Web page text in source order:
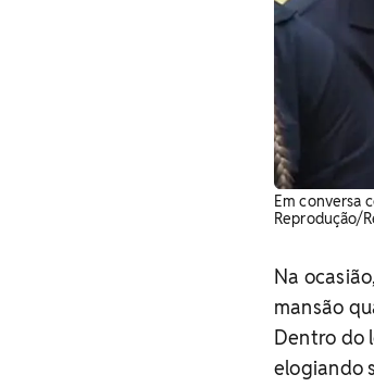
Em conversa
Reprodução/
Na
mansão
Dentro do
elogiando